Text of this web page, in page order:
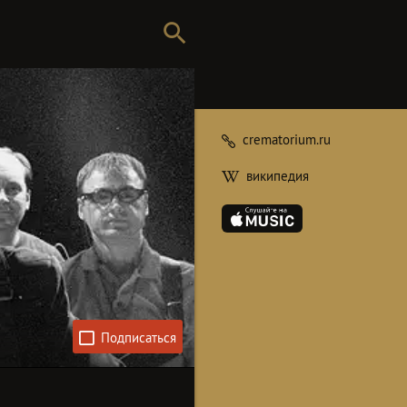
crematorium.ru
википедия